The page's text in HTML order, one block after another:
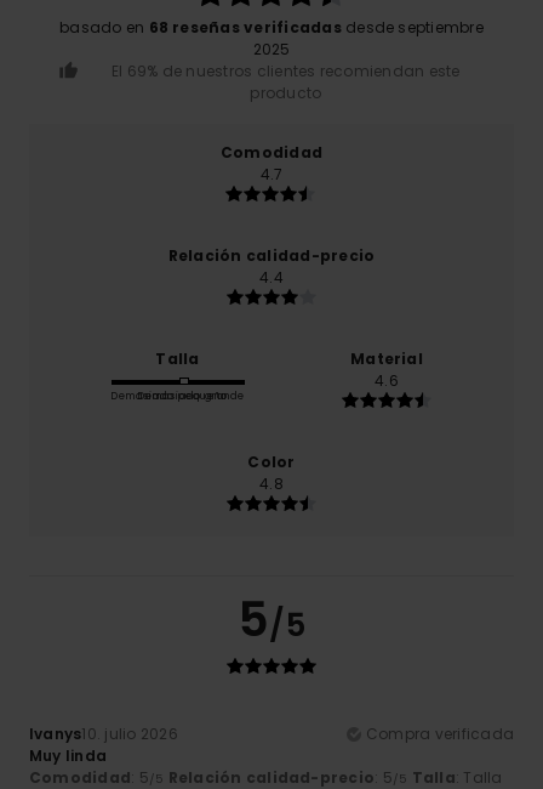
basado en 68 reseñas verificadas desde septiembre
2025
El 69% de nuestros clientes recomiendan este
producto
Comodidad
4.7
Relación calidad-precio
4.4
Talla
Demasiado pequeño
Demasiado grande
Material
4.6
Color
4.8
5/5
Ivanys10. julio 2026
Compra verificada
Muy linda
Comodidad: 5/5 Relación calidad-precio: 5/5 Talla: Talla